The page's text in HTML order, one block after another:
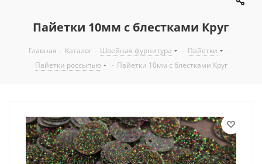
Пайетки 10мм с блестками Круг
Главная - Каталог - Швейная фурнитура - Пайетки
-
Пайетки россыпью
- Пайетки 10мм с блестками Круг